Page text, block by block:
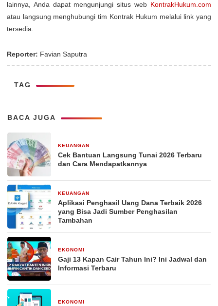
lainnya, Anda dapat mengunjungi situs web KontrakHukum.com
atau langsung menghubungi tim Kontrak Hukum melalui link yang
tersedia.
Reporter: Favian Saputra
TAG
BACA JUGA
KEUANGAN
Cek Bantuan Langsung Tunai 2026 Terbaru
dan Cara Mendapatkannya
KEUANGAN
Aplikasi Penghasil Uang Dana Terbaik 2026
yang Bisa Jadi Sumber Penghasilan
Tambahan
EKONOMI
Gaji 13 Kapan Cair Tahun Ini? Ini Jadwal dan
Informasi Terbaru
EKONOMI